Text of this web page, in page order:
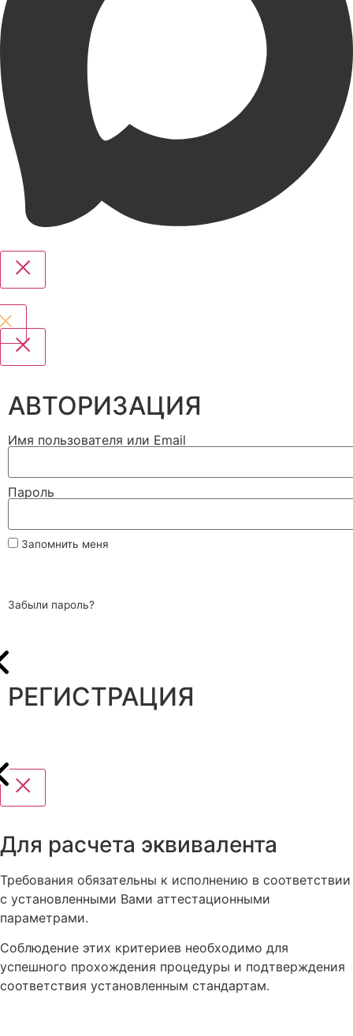
АВТОРИЗАЦИЯ
Имя пользователя или Email
Пароль
Запомнить меня
Забыли пароль?
РЕГИСТРАЦИЯ
Для расчета эквивалента
Требования обязательны к исполнению в соответствии
с установленными Вами аттестационными
параметрами.
Соблюдение этих критериев необходимо для
успешного прохождения процедуры и подтверждения
соответствия установленным стандартам.